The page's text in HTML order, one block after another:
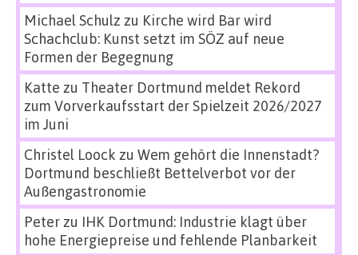
Michael Schulz zu Kirche wird Bar wird
Schachclub: Kunst setzt im SÖZ auf neue
Formen der Begegnung
Katte zu Theater Dortmund meldet Rekord
zum Vorverkaufsstart der Spielzeit 2026/2027
im Juni
Christel Loock zu Wem gehört die Innenstadt?
Dortmund beschließt Bettelverbot vor der
Außengastronomie
Peterzu IHK Dortmund: Industrie klagt über
hohe Energiepreise und fehlende Planbarkeit